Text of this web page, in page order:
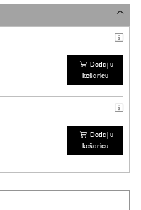
Dodaj u
košaricu
Dodaj u
košaricu